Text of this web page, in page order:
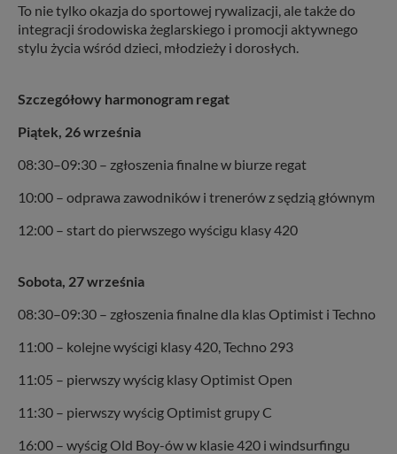
To nie tylko okazja do sportowej rywalizacji, ale także do
integracji środowiska żeglarskiego i promocji aktywnego
stylu życia wśród dzieci, młodzieży i dorosłych.
Szczegółowy harmonogram regat
Piątek, 26 września
08:30–09:30 – zgłoszenia finalne w biurze regat
10:00 – odprawa zawodników i trenerów z sędzią głównym
12:00 – start do pierwszego wyścigu klasy 420
Sobota, 27 września
08:30–09:30 – zgłoszenia finalne dla klas Optimist i Techno
11:00 – kolejne wyścigi klasy 420, Techno 293
11:05 – pierwszy wyścig klasy Optimist Open
11:30 – pierwszy wyścig Optimist grupy C
16:00 – wyścig Old Boy-ów w klasie 420 i windsurfingu